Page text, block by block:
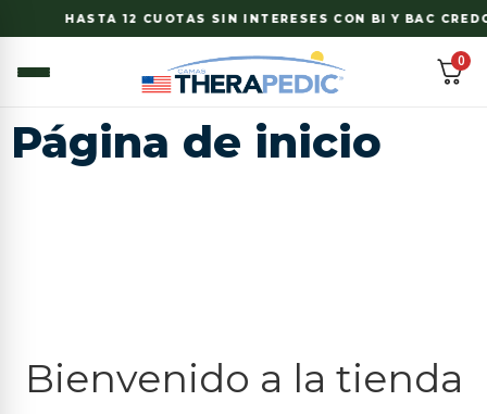
HASTA 12 CUOTAS SIN INTERESES CON BI Y BAC
0
Página de inicio
Bienvenido a la tienda